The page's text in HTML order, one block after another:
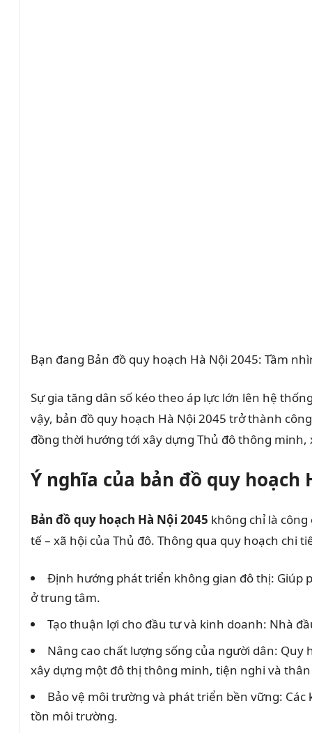
Bạn đang Bản đồ quy hoạch Hà Nội 2045: Tầm
Sự gia tăng dân số kéo theo áp lực lớn lên hệ
vậy, bản đồ quy hoạch Hà Nội 2045 trở thành
đồng thời hướng tới xây dựng Thủ đô thông minh,
Ý nghĩa của bản đồ quy
Bản đồ quy hoạch Hà Nội 2045 không chỉ là
tế – xã hội của Thủ đô. Thông qua quy hoạch chi
Định hướng phát triển không gian đô thị: Giúp
ở trung tâm.
Tạo thuận lợi cho đầu tư và kinh doanh: Nhà
Nâng cao chất lượng sống của người dân:
xây dựng một đô thị thông minh, tiện nghi và
Bảo vệ môi trường và phát triển bền vững:
tồn môi trường.